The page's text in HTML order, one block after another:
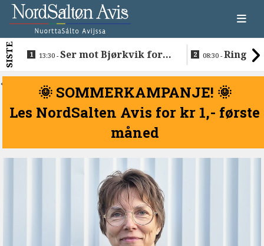
SISTE 13:30 -Ser mot Bjørkvik for
08:30 -Ringen
<
🌞 SOMMERKAMPANJE! 🌞
Les NordSalten Avis for kr 1,- første
måned